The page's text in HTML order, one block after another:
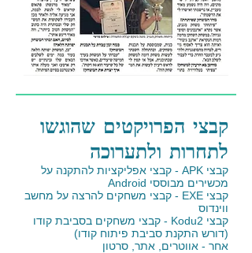
קבצי הפרויקטים שהוגשו
לתחרות ולתערוכה
קבצי APK - קבצי אפליקציות להתקנה על
מכשירים מבוססי Android
קבצי EXE - קבצי משחקים להרצה על מחשב
ווינדוס
קבצי Kodu2 - קבצי משחקים בסביבת קודו
(דורש התקנת סביבת פיתוח קודו)
אחר - אווטרים, אתר, סרטון